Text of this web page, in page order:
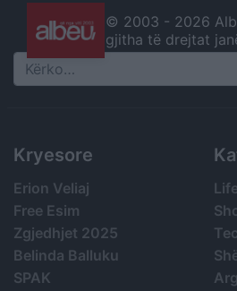
© 2003 - 2026
gjitha të drejtat
Search
Kryesore
Erion Veliaj
Free Esim
Zgjedhjet 2025
Belinda Balluku
SPAK